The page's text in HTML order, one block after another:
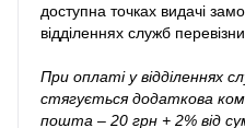
доступна точках видачі
відділеннях служб
При оплаті у відділеннях
стягується додаткова
пошта – 20 грн + 2% від